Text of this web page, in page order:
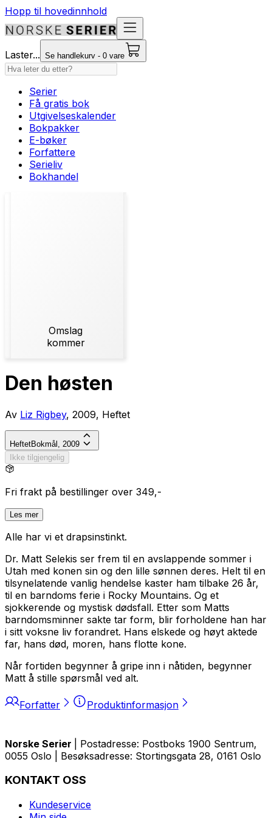
Hopp til hovedinnhold
Laster... Se handlekurv - 0 vare
Serier
Få gratis bok
Utgivelseskalender
Bokpakker
E-bøker
Forfattere
Serieliv
Bokhandel
Omslag
kommer
Den høsten
Av Liz Rigbey, 2009, Heftet
HeftetBokmål, 2009
Ikke tilgjengelig
Fri frakt på bestillinger over 349,-
Les mer
Alle har vi et drapsinstinkt.
Dr. Matt Selekis ser frem til en avslappende sommer i
Utah med konen sin og den lille sønnen deres. Helt til en
tilsynelatende vanlig hendelse kaster ham tilbake 26 år,
til en barndoms ferie i Rocky Mountains. Og et
sjokkerende og mystisk dødsfall. Etter som Matts
barndomsminner sakte tar form, blir forholdene han har
i sitt voksne liv forandret. Hans elskede og høyt aktede
far, hans død, moren, hans flotte kone.
Når fortiden begynner å gripe inn i nåtiden, begynner
Matt å stille spørsmål ved alt.
Forfatter Produktinformasjon
Norske Serier
| Postadresse: Postboks 1900 Sentrum,
0055 Oslo | Besøksadresse: Stortingsgata 28, 0161 Oslo
KONTAKT OSS
Kundeservice